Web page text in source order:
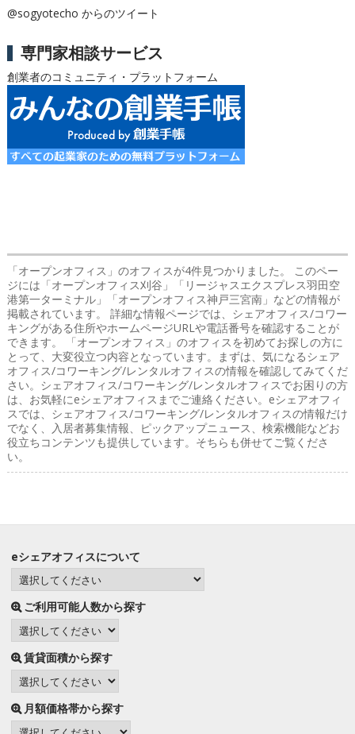
@sogyotecho からのツイート
専門家相談サービス
創業者のコミュニティ・プラットフォーム
「オープンオフィス」のオフィスが4件見つかりました。 このペー
ジには「オープンオフィス刈谷」「リージャスエクスプレス羽田空
港第一ターミナル」「オープンオフィス神戸三宮南」などの情報が
掲載されています。 詳細な情報ページでは、シェアオフィス/コワー
キングがある住所やホームページURLや電話番号を確認することが
できます。 「オープンオフィス」のオフィスを初めてお探しの方に
とって、大変役立つ内容となっています。まずは、気になるシェア
オフィス/コワーキング/レンタルオフィスの情報を確認してみてくだ
さい。シェアオフィス/コワーキング/レンタルオフィスでお困りの方
は、お気軽にeシェアオフィスまでご連絡ください。eシェアオフィ
スでは、シェアオフィス/コワーキング/レンタルオフィスの情報だけ
でなく、入居者募集情報、ピックアップニュース、検索機能などお
役立ちコンテンツも提供しています。そちらも併せてご覧くださ
い。
eシェアオフィスについて
ご利用可能人数から探す
賃貸面積から探す
月額価格帯から探す